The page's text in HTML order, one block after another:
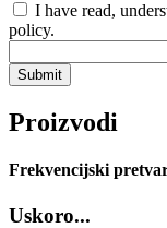
I have read,
policy.
Submit
Proizvodi
Frekvencijski
Uskoro...